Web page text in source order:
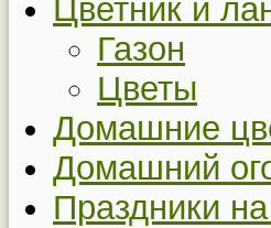
Цветник и
Газон
Цветы
Домашние
Домашний
Праздники